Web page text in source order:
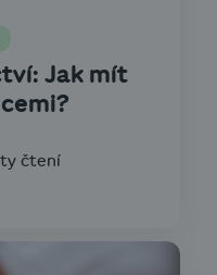
Jak mít
čtení